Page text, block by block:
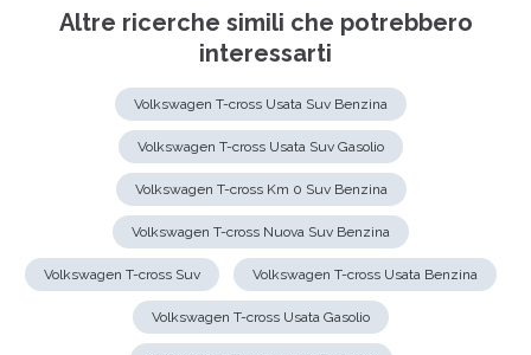
Altre ricerche simili che potrebbero
interessarti
Volkswagen T-cross Usata Suv Benzina
Volkswagen T-cross Usata Suv Gasolio
Volkswagen T-cross Km 0 Suv Benzina
Volkswagen T-cross Nuova Suv Benzina
Volkswagen T-cross Suv Volkswagen T-cross Usata Benzina
Volkswagen T-cross Usata Gasolio